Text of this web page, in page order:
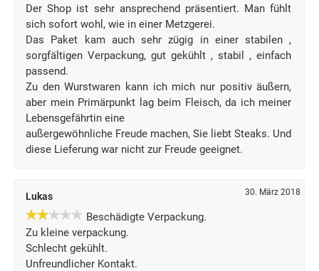
Der Shop ist sehr ansprechend präsentiert. Man fühlt
sich sofort wohl, wie in einer Metzgerei.
Das Paket kam auch sehr zügig in einer stabilen ,
sorgfältigen Verpackung, gut gekühlt , stabil , einfach
passend.
Zu den Wurstwaren kann ich mich nur positiv äußern,
aber mein Primärpunkt lag beim Fleisch, da ich meiner
Lebensgefährtin eine
außergewöhnliche Freude machen, Sie liebt Steaks. Und
diese Lieferung war nicht zur Freude geeignet.
Lukas 30. März 2018
Beschädigte Verpackung.
Zu kleine verpackung.
Schlecht gekühlt.
Unfreundlicher Kontakt.